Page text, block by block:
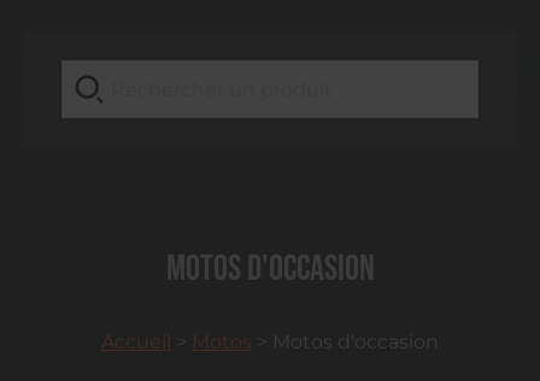
Motos d'occasion
Accueil > Motos > Motos d'occasion